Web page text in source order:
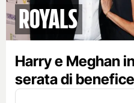
Royals
Harry e Meghan
serata di